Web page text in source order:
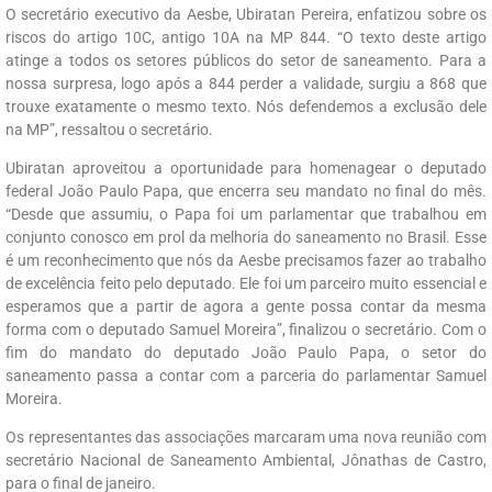
O secretário executivo da Aesbe, Ubiratan Pereira, enfatizou sobre os
riscos do artigo 10C, antigo 10A na MP 844. “O texto deste artigo
atinge a todos os setores públicos do setor de saneamento. Para a
nossa surpresa, logo após a 844 perder a validade, surgiu a 868 que
trouxe exatamente o mesmo texto. Nós defendemos a exclusão dele
na MP”, ressaltou o secretário.
Ubiratan aproveitou a oportunidade para homenagear o deputado
federal João Paulo Papa, que encerra seu mandato no final do mês.
“Desde que assumiu, o Papa foi um parlamentar que trabalhou em
conjunto conosco em prol da melhoria do saneamento no Brasil. Esse
é um reconhecimento que nós da Aesbe precisamos fazer ao trabalho
de excelência feito pelo deputado. Ele foi um parceiro muito essencial e
esperamos que a partir de agora a gente possa contar da mesma
forma com o deputado Samuel Moreira”, finalizou o secretário. Com o
fim do mandato do deputado João Paulo Papa, o setor do
saneamento passa a contar com a parceria do parlamentar Samuel
Moreira.
Os representantes das associações marcaram uma nova reunião com
secretário Nacional de Saneamento Ambiental, Jônathas de Castro,
para o final de janeiro.